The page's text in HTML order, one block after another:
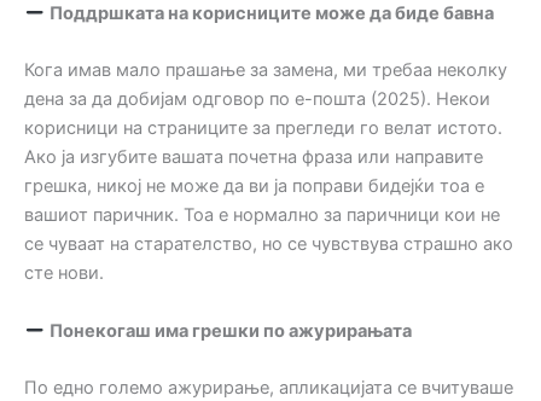
Поддршката на корисниците може да биде бавна
Кога имав мало прашање за замена, ми требаа неколку
дена за да добијам одговор по е-пошта (2025). Некои
корисници на страниците за прегледи го велат истото.
Ако ја изгубите вашата почетна фраза или направите
грешка, никој не може да ви ја поправи бидејќи тоа е
вашиот паричник. Тоа е нормално за паричници кои не
се чуваат на старателство, но се чувствува страшно ако
сте нови.
Понекогаш има грешки по ажурирањата
По едно големо ажурирање, апликацијата се вчитуваше